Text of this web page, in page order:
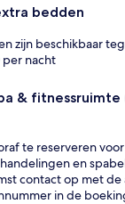
bedden
zijn beschikbaar
per nacht
& fitnessruimte
te reserveren voor
en
contact op met
in de